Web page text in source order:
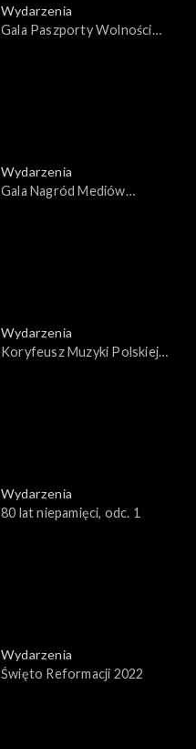
Wydarzenia
Gala Paszporty Wolności
Wydarzenia
Gala Nagród Mediów
Wydarzenia
Koryfeusz Muzyki Polskiej
Wydarzenia
80 lat niepamięci, odc. 1
Wydarzenia
Święto Reformacji 2022